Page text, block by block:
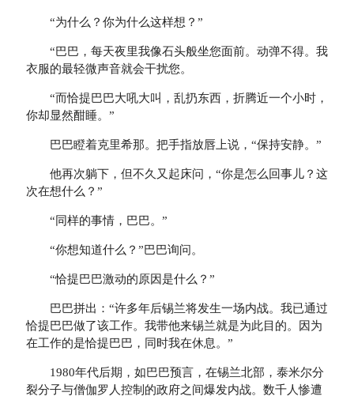
“为什么？你为什么这样想？”
“巴巴，每天夜里我像石头般坐您面前。动弹不得。我
衣服的最轻微声音就会干扰您。
“而恰提巴巴大吼大叫，乱扔东西，折腾近一个小时，
你却显然酣睡。”
巴巴瞪着克里希那。把手指放唇上说，“保持安静。”
他再次躺下，但不久又起床问，“你是怎么回事儿？这
次在想什么？”
“同样的事情，巴巴。”
“你想知道什么？”巴巴询问。
“恰提巴巴激动的原因是什么？”
巴巴拼出：“许多年后锡兰将发生一场内战。我已通过
恰提巴巴做了该工作。我带他来锡兰就是为此目的。因为
在工作的是恰提巴巴，同时我在休息。”
1980年代后期，如巴巴预言，在锡兰北部，泰米尔分
裂分子与僧伽罗人控制的政府之间爆发内战。数千人惨遭